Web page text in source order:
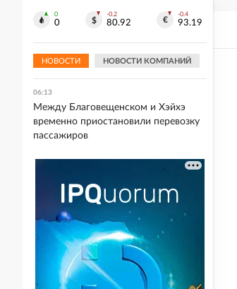
0
0
-0.2
80.92
-0.4
93.19
НОВОСТИ НОВОСТИ КОМПАНИЙ
06:32
миры Ивана Билибина"
06:13
Между Благовещенском и Хэйхэ
временно приостановили перевозку
пассажиров